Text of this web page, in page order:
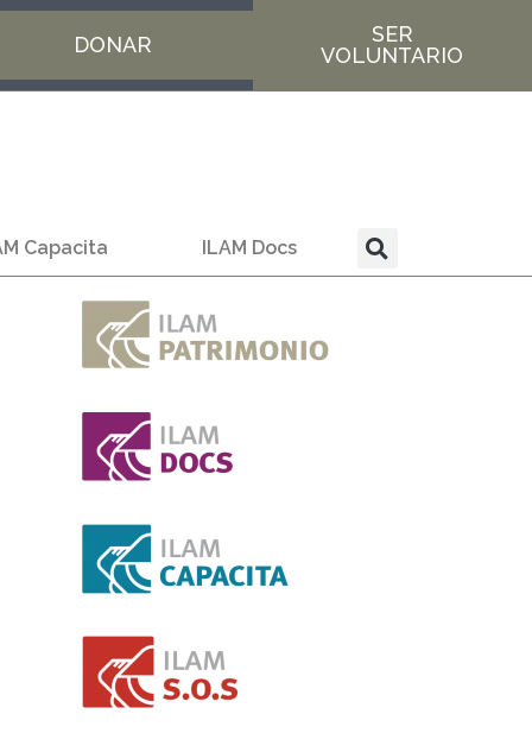
DONAR
SER
VOLUNTARIO
Capacita ILAM Docs